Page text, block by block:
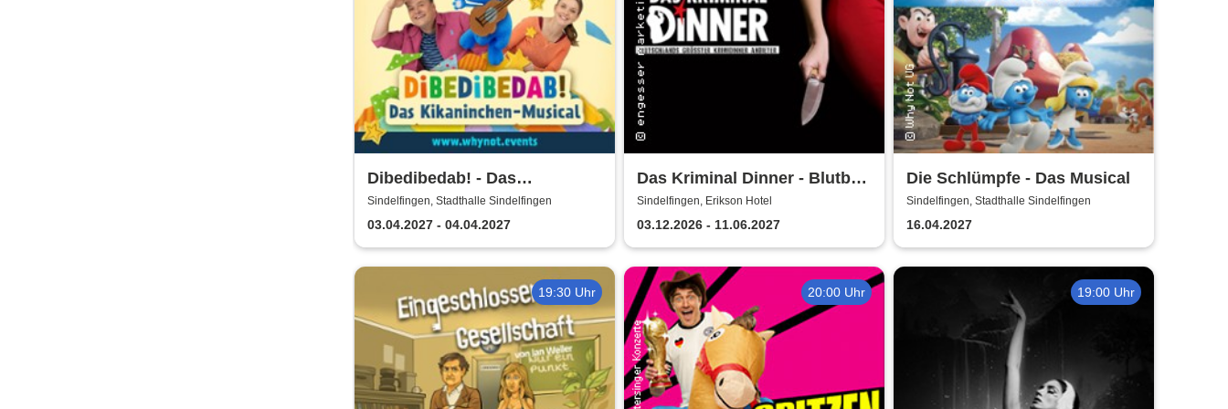
Dibedibedab! - Das
Kikaninchen-Musical
Sindelfingen, Stadthalle Sindelfingen
03.04.2027 - 04.04.2027
Das Kriminal Dinner - Blutbad
im Gemeinderat
Sindelfingen, Erikson Hotel
03.12.2026 - 11.06.2027
Die Schlümpfe - Das Musical
Sindelfingen, Stadthalle Sindelfingen
16.04.2027
19:30 Uhr 20:00 Uhr 19:00 Uhr